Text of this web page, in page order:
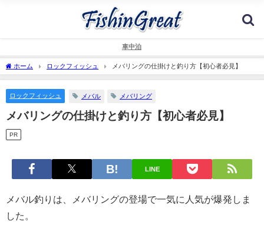
車中泊
ホーム ロックフィッシュ メバリングの仕掛けと釣り方【初心者必見】
ロックフィッシュ メバル メバリング
メバリングの仕掛けと釣り方【初心者必見】
PR
LINE
メバル釣りは、メバリングの登場で一気に人気が爆発しま
した。